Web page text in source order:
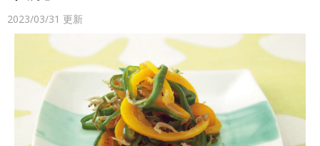
2023/03/31 更新